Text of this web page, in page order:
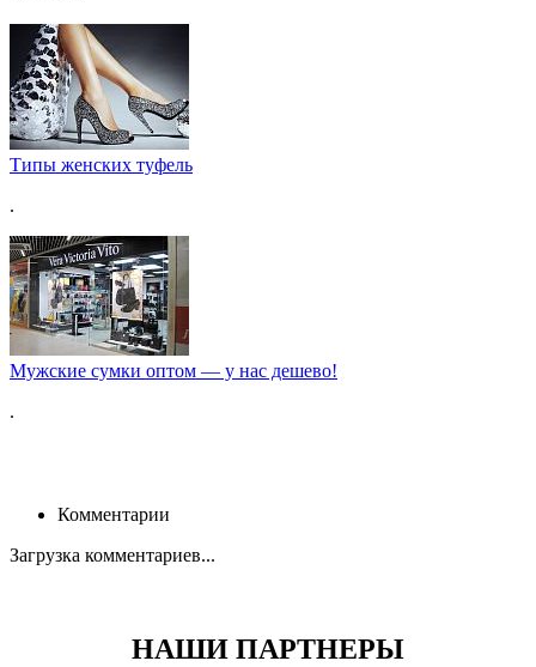
Типы женских туфель
.
Мужские сумки оптом — у нас дешево!
.
Комментарии
Загрузка комментариев...
НАШИ ПАРТНЕРЫ